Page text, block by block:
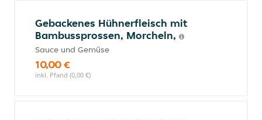
Gebackenes Hühnerfleisch mit
Bambussprossen, Morcheln,
Sauce und Gemüse
10,00 €
inkl. Pfand (0,00 €)